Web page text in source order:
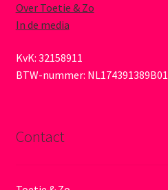
Over Toetie & Zo
In de media
KvK: 32158911
BTW-nummer: NL174391389B01
Contact